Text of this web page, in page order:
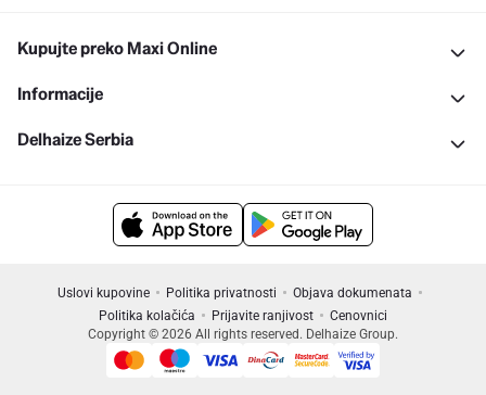
Kupujte preko Maxi Online
Informacije
Delhaize Serbia
Uslovi kupovine Politika privatnosti
Objava dokumenata
Politika kolačića
Prijavite ranjivost
Cenovnici
Copyright © 2026 All rights reserved. Delhaize Group.